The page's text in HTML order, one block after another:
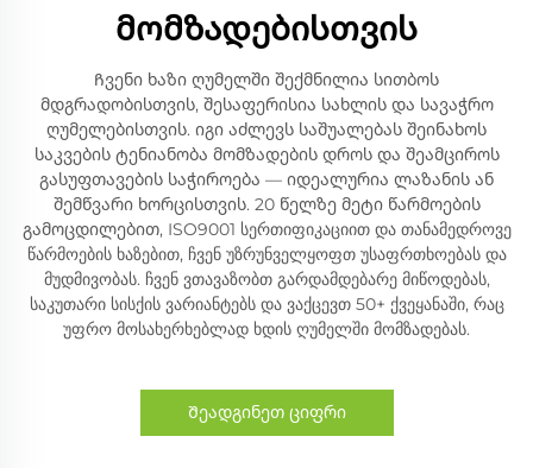
მომზადებისთვის
Ჩვენი ხაზი ღუმელში შექმნილია სითბოს
მდგრადობისთვის, შესაფერისია სახლის და სავაჭრო
ღუმელებისთვის. იგი აძლევს საშუალებას შეინახოს
საკვების ტენიანობა მომზადების დროს და შეამციროს
გასუფთავების საჭიროება — იდეალურია ლაზანის ან
შემწვარი ხორცისთვის. 20 წელზე მეტი წარმოების
გამოცდილებით, ISO9001 სერთიფიკაციით და თანამედროვე
წარმოების ხაზებით, ჩვენ უზრუნველყოფთ უსაფრთხოებას და
მუდმივობას. ჩვენ ვთავაზობთ გარდამდებარე მიწოდებას,
საკუთარი სისქის ვარიანტებს და ვაქცევთ 50+ ქვეყანაში, რაც
უფრო მოსახერხებლად ხდის ღუმელში მომზადებას.
Შეადგინეთ ციფრი